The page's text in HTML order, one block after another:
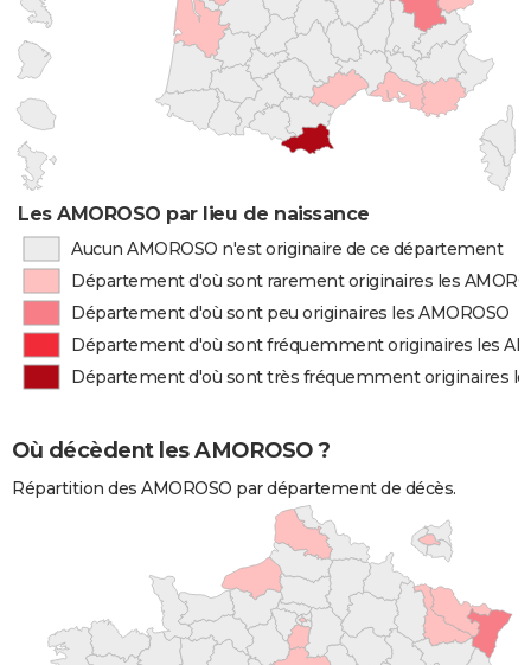
Les AMOROSO par lieu de naissance
Aucun AMOROSO n'est originaire de ce département
Département d'où sont rarement originaires les
Département d'où sont peu originaires les AMOROSO
Département d'où sont fréquemment originaires les
Département d'où sont très fréquemment originaires
Où décèdent les AMOROSO ?
Répartition des AMOROSO par département de décès.